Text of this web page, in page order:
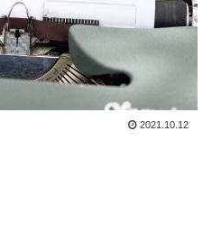
2021.10.12